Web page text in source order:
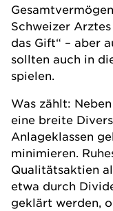
Schweizer
das Gift“ – aber
sollten auch in
spielen.
Was zählt:
eine breite
Anlageklassen
minimieren.
Qualitätsaktien
etwa durch
geklärt werden,